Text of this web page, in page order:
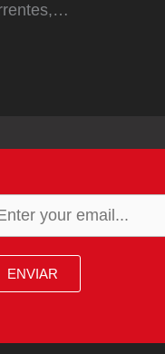
ENVIAR